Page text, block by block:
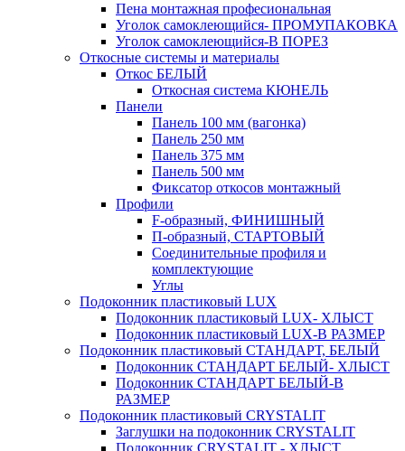
Пена монтажная професиональная
Уголок самоклеющийся- ПРОМУПАКОВКА
Уголок самоклеющийся-В ПОРЕЗ
Откосные системы и материалы
Откос БЕЛЫЙ
Откосная система КЮНЕЛЬ
Панели
Панель 100 мм (вагонка)
Панель 250 мм
Панель 375 мм
Панель 500 мм
Фиксатор откосов монтажный
Профили
F-образный, ФИНИШНЫЙ
П-образный, СТАРТОВЫЙ
Соединительные профиля и
комплектующие
Углы
Подоконник пластиковый LUX
Подоконник пластиковый LUX- ХЛЫСТ
Подоконник пластиковый LUX-В РАЗМЕР
Подоконник пластиковый СТАНДАРТ, БЕЛЫЙ
Подоконник СТАНДАРТ БЕЛЫЙ- ХЛЫСТ
Подоконник СТАНДАРТ БЕЛЫЙ-В
РАЗМЕР
Подоконник пластиковый CRYSTALIT
Заглушки на подоконник CRYSTALIT
Подоконник CRYSTALIT - ХЛЫСТ